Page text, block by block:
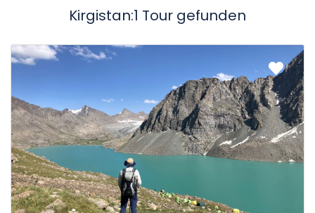
Kirgistan:1 Tour gefunden